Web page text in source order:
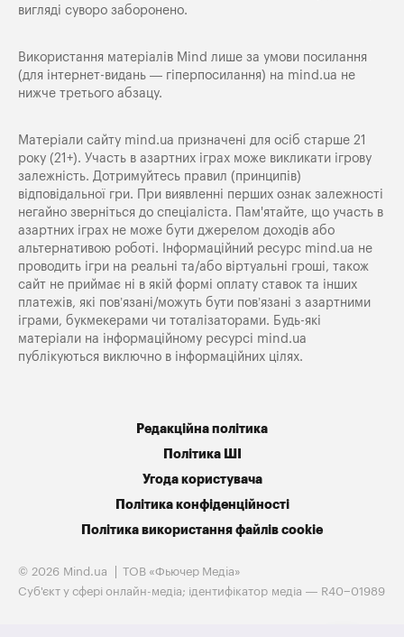
вигляді суворо заборонено.
Використання матеріалів Mind лише за умови посилання
(для інтернет-видань — гіперпосилання) на mind.ua не
нижче третього абзацу.
Матеріали сайту mind.ua призначені для осіб старше 21
року (21+). Участь в азартних іграх може викликати ігрову
залежність. Дотримуйтесь правил (принципів)
відповідальної гри. При виявленні перших ознак залежності
негайно зверніться до спеціаліста. Пам'ятайте, що участь в
азартних іграх не може бути джерелом доходів або
альтернативою роботі. Інформаційний ресурс mind.ua не
проводить ігри на реальні та/або віртуальні гроші, також
сайт не приймає ні в якій формі оплату ставок та інших
платежів, які пов’язані/можуть бути пов’язані з азартними
іграми, букмекерами чи тоталізаторами. Будь-які
матеріали на інформаційному ресурсі mind.ua
публікуються виключно в інформаційних цілях.
Редакційна політика
Політика ШІ
Угода користувача
Політика конфіденційності
Політика використання файлів cookie
© 2026 Mind.ua
ТОВ «Фьючер Медiа»
Cуб'єкт у сфері онлайн-медіа; ідентифікатор медіа — R40−01989